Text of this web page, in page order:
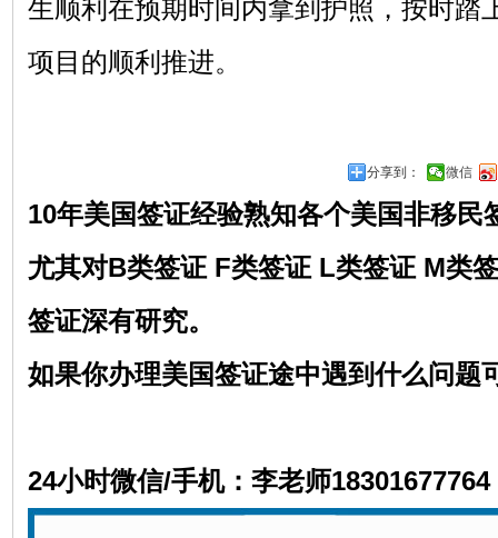
生顺利在预期时间内拿到护照，按时踏
项目的顺利推进。
分享到： 微信
10年美国签证经验熟知各个美国非移民
尤其对B类签证 F类签证 L类签证 M类
签证深有研究。
如果你办理美国签证途中遇到什么问题
24小时微信/手机：李老师18301677764